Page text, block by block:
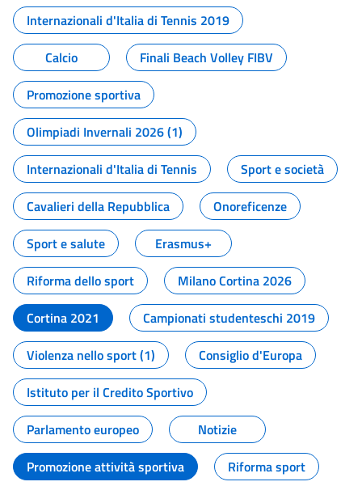
Internazionali d'Italia di Tennis 2019
Calcio
Finali Beach Volley FIBV
Promozione sportiva
Olimpiadi Invernali 2026 (1)
Internazionali d'Italia di Tennis
Sport e società
Cavalieri della Repubblica
Onoreficenze
Sport e salute
Erasmus+
Riforma dello sport
Milano Cortina 2026
Cortina 2021
Campionati studenteschi 2019
Violenza nello sport (1)
Consiglio d'Europa
Istituto per il Credito Sportivo
Parlamento europeo
Notizie
Promozione attività sportiva
Riforma sport